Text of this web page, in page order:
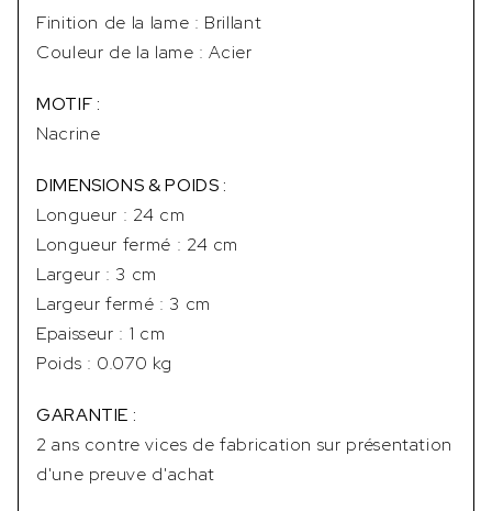
Finition de la lame : Brillant
Couleur de la lame : Acier
MOTIF :
Nacrine
DIMENSIONS & POIDS :
Longueur : 24 cm
Longueur fermé : 24 cm
Largeur : 3 cm
Largeur fermé : 3 cm
Epaisseur : 1 cm
Poids : 0.070 kg
GARANTIE :
2 ans contre vices de fabrication sur présentation
d'une preuve d'achat